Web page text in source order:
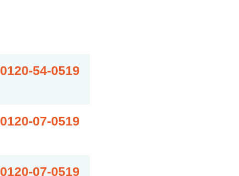
0120-54-0519
0120-07-0519
0120-07-0519